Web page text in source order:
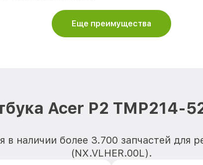
Еще преимущества
Acer P2 TMP214-
наличии более 3.700 запчастей для
(NX.VLHER.00L).